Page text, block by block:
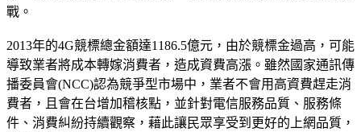
戰。
2013年的4G競標總金額達1186.5億元，由於競標金過高，可能
導致業者將成本轉嫁消費者，造成資費高漲。雖然國家通訊傳
播委員會(NCC)認為競爭型市場中，業者不會用高資費趕走消
費者，且會在台增加稽核點，並針對電信服務品質、服務條
件、消費糾紛持續觀察，藉此讓民眾享受到更好的上網品質，